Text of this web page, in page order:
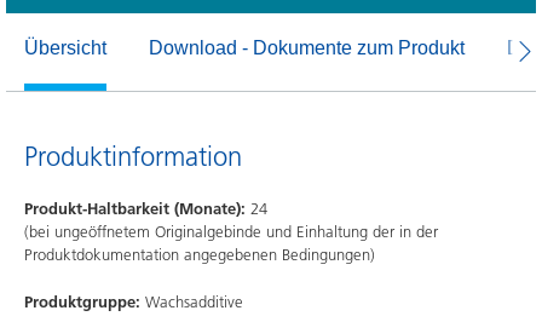
Übersicht Download - Dokumente zum Produkt
Produktinformation
Produkt-Haltbarkeit (Monate): 24
(bei ungeöffnetem Originalgebinde und Einhaltung der in der
Produktdokumentation angegebenen Bedingungen)
Produktgruppe: Wachsadditive